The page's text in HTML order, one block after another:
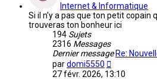
Internet & Informatique
Si il n'y a pas que ton petit copain
trouveras ton bonheur ici
194 Sujets
2316 Messages
Dernier message Re:
pardomi5550
le
27 févr. 2026, 13:10